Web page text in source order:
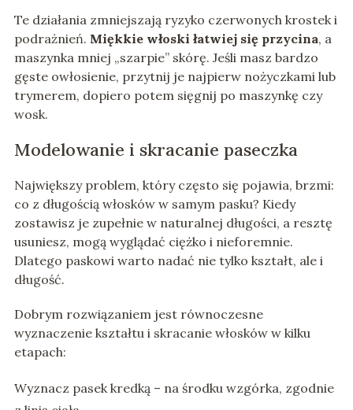
Te działania zmniejszają ryzyko czerwonych krostek i
podrażnień. Miękkie włoski łatwiej się przycina, a
maszynka mniej „szarpie” skórę. Jeśli masz bardzo
gęste owłosienie, przytnij je najpierw nożyczkami lub
trymerem, dopiero potem sięgnij po maszynkę czy
wosk.
Modelowanie i skracanie paseczka
Największy problem, który często się pojawia, brzmi:
co z długością włosków w samym pasku? Kiedy
zostawisz je zupełnie w naturalnej długości, a resztę
usuniesz, mogą wyglądać ciężko i nieforemnie.
Dlatego paskowi warto nadać nie tylko kształt, ale i
długość.
Dobrym rozwiązaniem jest równoczesne
wyznaczenie kształtu i skracanie włosków w kilku
etapach:
Wyznacz pasek kredką – na środku wzgórka, zgodnie